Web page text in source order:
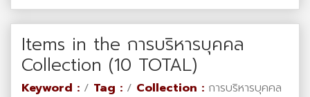
Items in the การบริหารบุคคล
Collection (10 TOTAL)
Keyword : / Tag : / Collection : การบริหารบุคคล